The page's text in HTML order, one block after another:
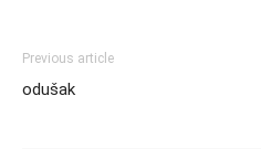
Previous article
odušak